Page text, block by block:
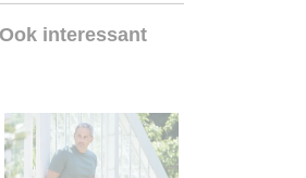
Ook interessant